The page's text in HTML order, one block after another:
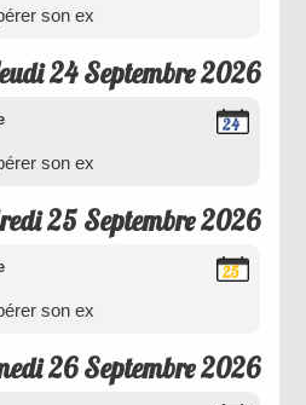
son ex
24 Septembre 2026
son ex
24
25 Septembre 2026
son ex
25
26 Septembre 2026